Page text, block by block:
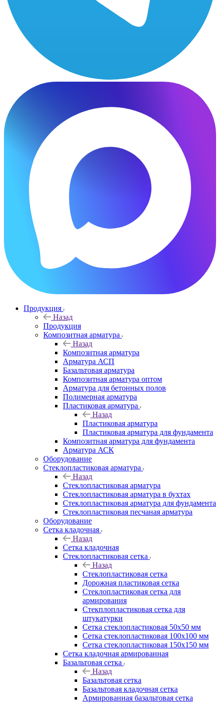
Продукция
Назад
Продукция
Композитная арматура
Назад
Композитная арматура
Арматура АСП
Базальтовая арматура
Композитная арматура оптом
Арматура для бетонных полов
Полимерная арматура
Пластиковая арматура
Назад
Пластиковая арматура
Пластиковая арматура для фундамента
Композитная арматура для фундамента
Арматура АСК
Оборудование
Cтеклопластиковая арматура
Назад
Cтеклопластиковая арматура
Стеклопластиковая арматура в бухтах
Стеклопластиковая арматура для фундамента
Стеклопластиковая песчаная арматура
Оборудование
Сетка кладочная
Назад
Сетка кладочная
Стеклопластиковая сетка
Назад
Стеклопластиковая сетка
Дорожная пластиковая сетка
Стеклопластиковая сетка для
армирования
Стекплопластиковая сетка для
штукатурки
Сетка стеклопластиковая 50x50 мм
Сетка стеклопластиковая 100x100 мм
Сетка стеклопластиковая 150x150 мм
Сетка кладочная армированная
Базальтовая сетка
Назад
Базальтовая сетка
Базальтовая кладочная сетка
Армированная базальтовая сетка